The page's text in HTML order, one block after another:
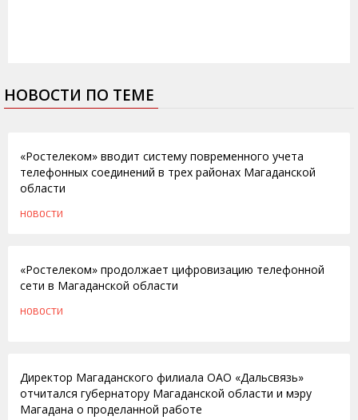
НОВОСТИ ПО ТЕМЕ
«Ростелеком» вводит систему повременного учета
телефонных соединений в трех районах Магаданской
области
НОВОСТИ
«Ростелеком» продолжает цифровизацию телефонной
сети в Магаданской области
НОВОСТИ
Директор Магаданского филиала ОАО «Дальсвязь»
отчитался губернатору Магаданской области и мэру
Магадана о проделанной работе